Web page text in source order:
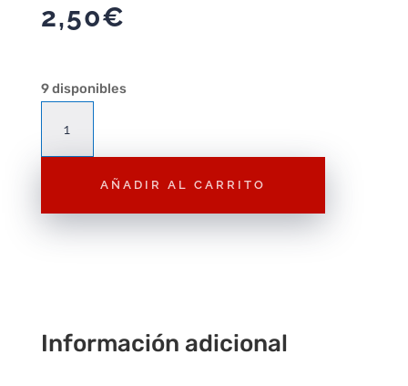
2,50€
9 disponibles
Playmobil
–
AÑADIR AL CARRITO
Información adicional